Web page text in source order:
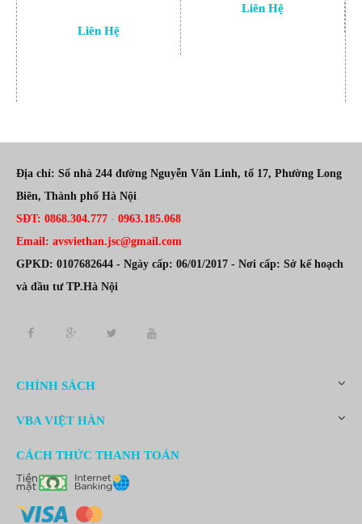
Liên Hệ
Liên Hệ
Địa chỉ: Số nhà 244 đường Nguyễn Văn Linh, tổ 17, Phường Long
Biên, Thành phố Hà Nội
SĐT: 0868.304.777 - 0963.185.068
Email: avsviethan.jsc@gmail.com
GPKD: 0107682644 - Ngày cấp: 06/01/2017 - Nơi cấp: Sở kế hoạch
và đầu tư TP.Hà Nội
CHÍNH SÁCH
VBA VIỆT HÀN
CÁCH THỨC THANH TOÁN